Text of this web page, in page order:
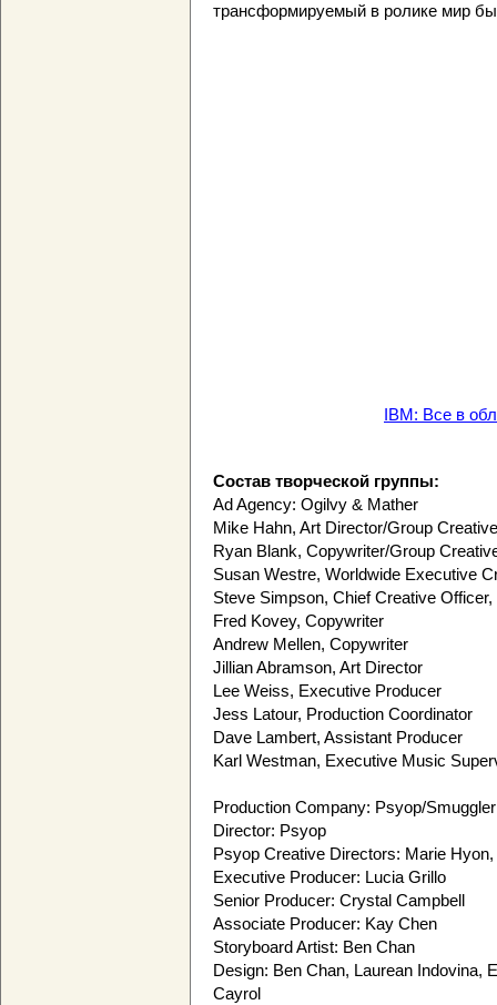
трансформируемый в ролике мир
IBM: Все в
Состав творческой группы:
Ad Agency: Ogilvy & Mather
Mike Hahn, Art Director/Group
Ryan Blank, Copywriter/Group
Susan Westre, Worldwide Executive
Steve Simpson, Chief Creative
Fred Kovey, Copywriter
Andrew Mellen, Copywriter
Jillian Abramson, Art Director
Lee Weiss, Executive Producer
Jess Latour, Production Coordinator
Dave Lambert, Assistant Producer
Karl Westman, Executive Music
Production Company: Psyop/Smuggler
Director: Psyop
Psyop Creative Directors: Marie
Executive Producer: Lucia Grillo
Senior Producer: Crystal Campbell
Associate Producer: Kay Chen
Storyboard Artist: Ben Chan
Design: Ben Chan, Laurean Indovina,
Cayrol